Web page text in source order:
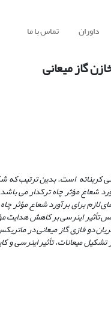
داوران تماس با ما
گاز میعانی
کربناته است. بدین ترتیب
شعاع مؤثر چاه ترک­دار می
برای برآورد شعاع مؤثر
اینرسی بر کاهش هدایت
دو فازی گاز میعانی در
میعانات، تأثیر اینرسی